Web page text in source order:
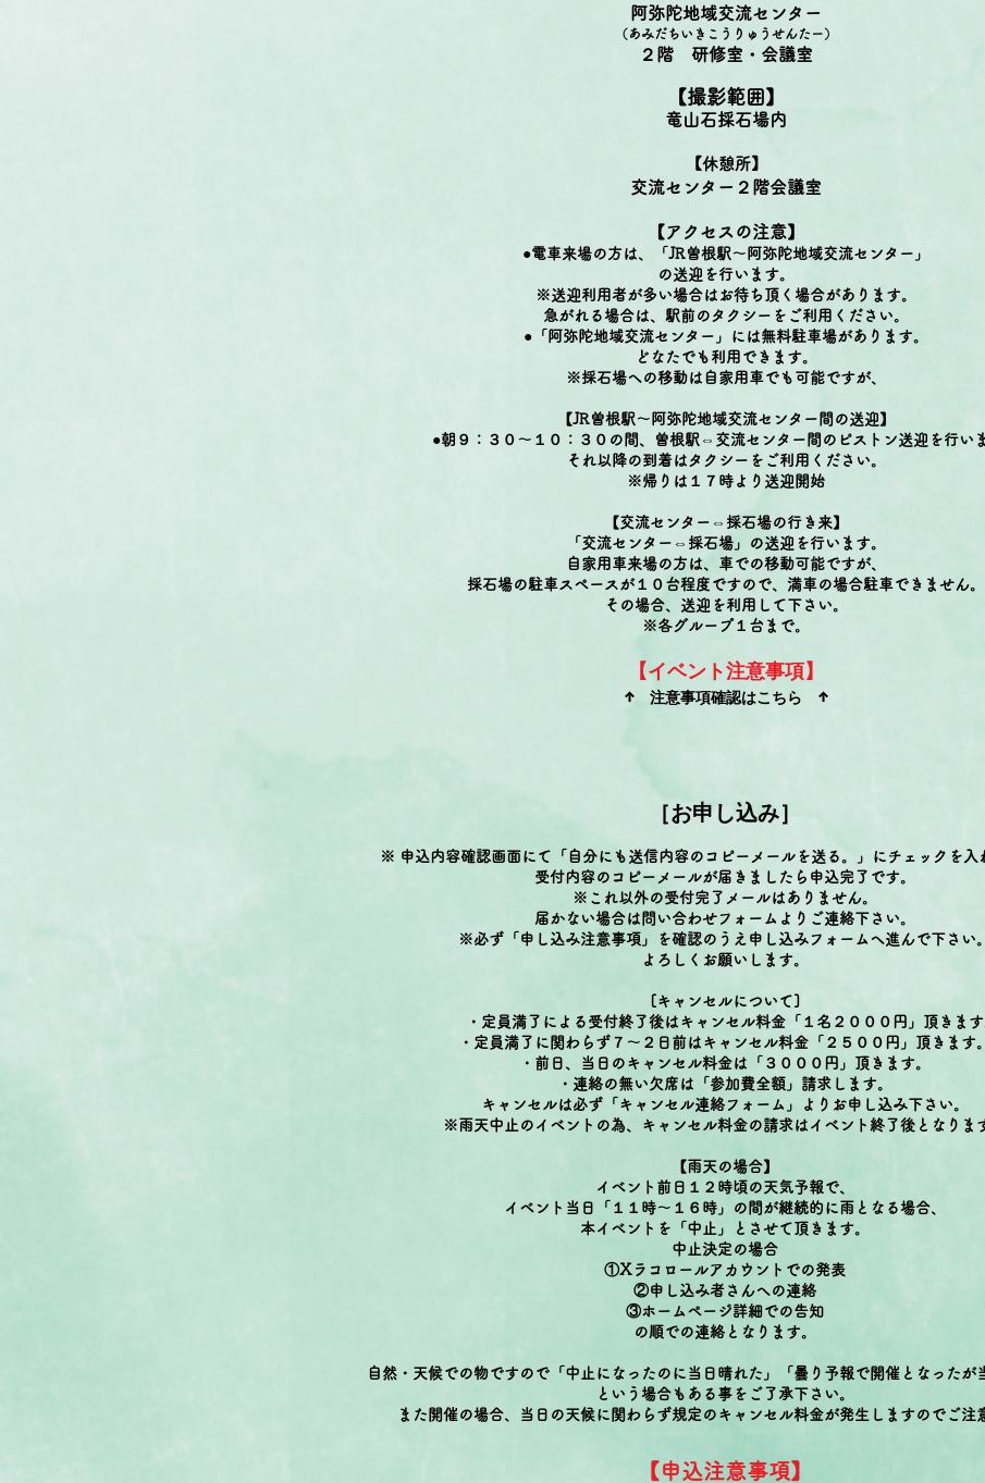
阿弥陀地域交流センター
（あみだちいきこうりゅうせんたー）
２階 研修室・会議室
【撮影範囲】
竜山石採石場内
【休憩所】
交流センター２階会議室
【アクセスの注意】
●電車来場の方は、「JR曽根駅～ 阿弥陀地域交流センター」
の送迎を行います。
※送迎利用者が多い場合はお待ち頂く場合があります。
​急がれる場合は、駅前のタクシーをご利用ください。
●「阿弥陀地域交流センター」には無料駐車場があります。
どなたでも利用できます。
※採石場への移動は自家用車でも可能ですが、
【JR曽根駅～ 阿弥陀地域交流センター間の送迎】
●朝９：３０～１０：３０の間、曽根駅⇔交流センター間のピストン送迎を行い
​それ以降の到着はタクシーをご利用ください。
※帰りは１７時より送迎開始
【交流センター⇔採石場の行き来】
「 交流センター⇔採石場」の送迎を行います。
自家用車来場の方は、車での移動可能ですが、
採石場の駐車スペースが１０台程度ですので、満車の場合駐車できません。
その場合、送迎を利用して下さい。
​※各グループ１台まで。
【イベント注意事項】
↑ 注意事項確認はこちら ↑
［お申し込み］
※ 申込内容確認画面にて「自分にも送信内容のコピーメールを送る。」にチェックを入
受付内容のコピーメールが届きましたら 申込完了 です。
※これ以外の受付完了メールはありません。
届かない場合は問い合わせフォームよりご連絡下さい。
※必ず「申し込み注意事項」を確認のうえ申し込みフォームへ進んで下さい。
よろしくお願いします。
[キャンセルについて]
・定員満了による受付終了後はキャンセル料金「１名２０００円」頂きます
・定員満了に関わらず７～２日前はキャンセル料金「２５００円」頂きます。
・前日、当日のキャンセル料金は「３０００円」頂きます。
・連絡の無い欠席は「参加費全額」請求します。
キャンセルは必ず「キャンセル連絡フォーム」よりお申し込み下さい。
※雨天中止のイベントの為、キャンセル料金の請求はイベント終了後となりま
【雨天の場合】
​イベント前日１２時頃の天気予報で、
イベント当日「１１時～１６時」の間が継続的に雨となる場合、
本イベントを 「中止」
とさせて頂きます。
中止決定の場合
①Xラコロールアカウントでの発表
②申し込み者さんへの連絡
③ホームページ詳細での告知
の順での連絡となります。
自然・天候での物ですので「中止になったのに当日晴れた」「曇り予報で開催となったが
という場合もある事をご了承下さい。
また開催の場合、当日の天候に関わらず規定のキャンセル料金が発生しますのでご注
【申込注意事項】